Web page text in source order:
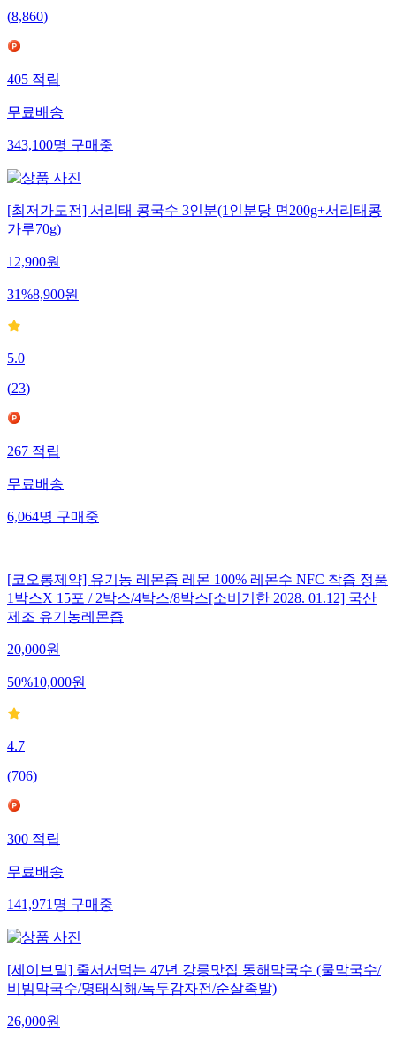
(8,860)
405적립
무료배송
343,100명구매중
[최저가도전] 서리태 콩국수 3인분(1인분당 면200g+서리태콩
가루70g)
12,900원
31%8,900원
5.0
(23)
267적립
무료배송
6,064명구매중
[코오롱제약] 유기농 레몬즙 레몬 100% 레몬수 NFC 착즙 정품
1박스X 15포 / 2박스/4박스/8박스[소비기한 2028. 01.12] 국산
제조 유기농레몬즙
20,000원
50%10,000원
4.7
(706)
300적립
무료배송
141,971명구매중
[세이브밀] 줄서서먹는 47년 강릉맛집 동해막국수 (물막국수/
비빔막국수/명태식해/녹두감자전/순살족발)
26,000원